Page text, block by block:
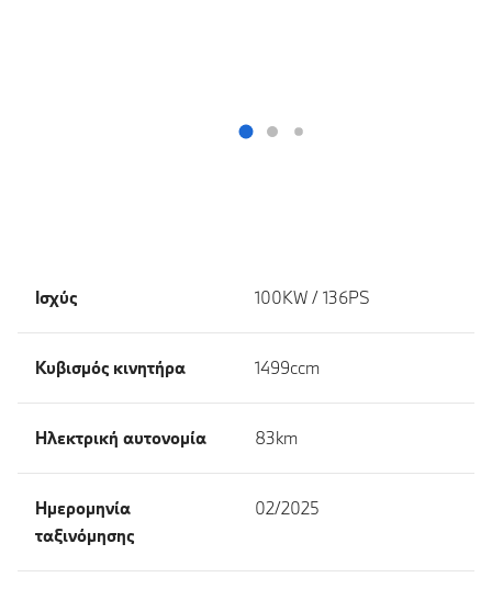
Ισχύς 100KW / 136PS
Κυβισμός κινητήρα 1499ccm
Ηλεκτρική αυτονομία 83km
Ημερομηνία
ταξινόμησης
02/2025